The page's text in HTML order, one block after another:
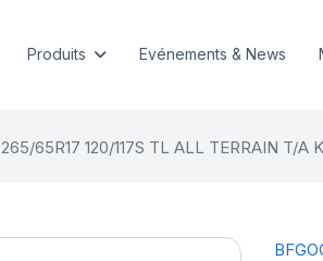
Produits Evénements & News
265/65R17 120/117S TL ALL TERRAIN T/A